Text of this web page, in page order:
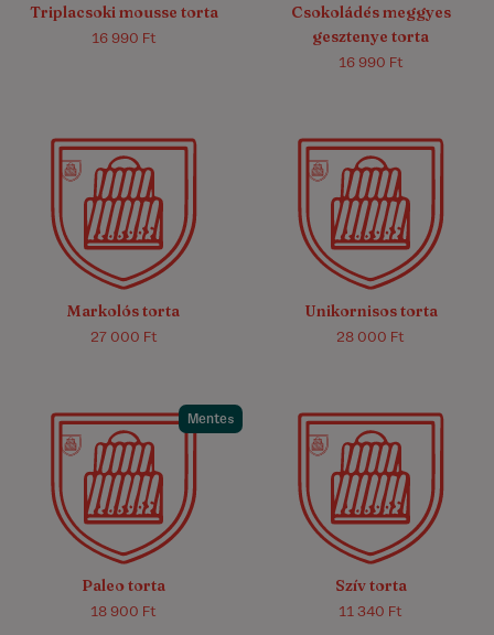
Triplacsoki mousse torta
16 990 Ft
Csokoládés meggyes
gesztenye torta
16 990 Ft
4.9/5 (12)
Markolós torta
27 000 Ft
4.9/5 (23)
Unikornisos torta
28 000 Ft
Mentes
4.8/5 (5)
Paleo torta
18 900 Ft
4.7/5 (33)
Szív torta
11 340 Ft